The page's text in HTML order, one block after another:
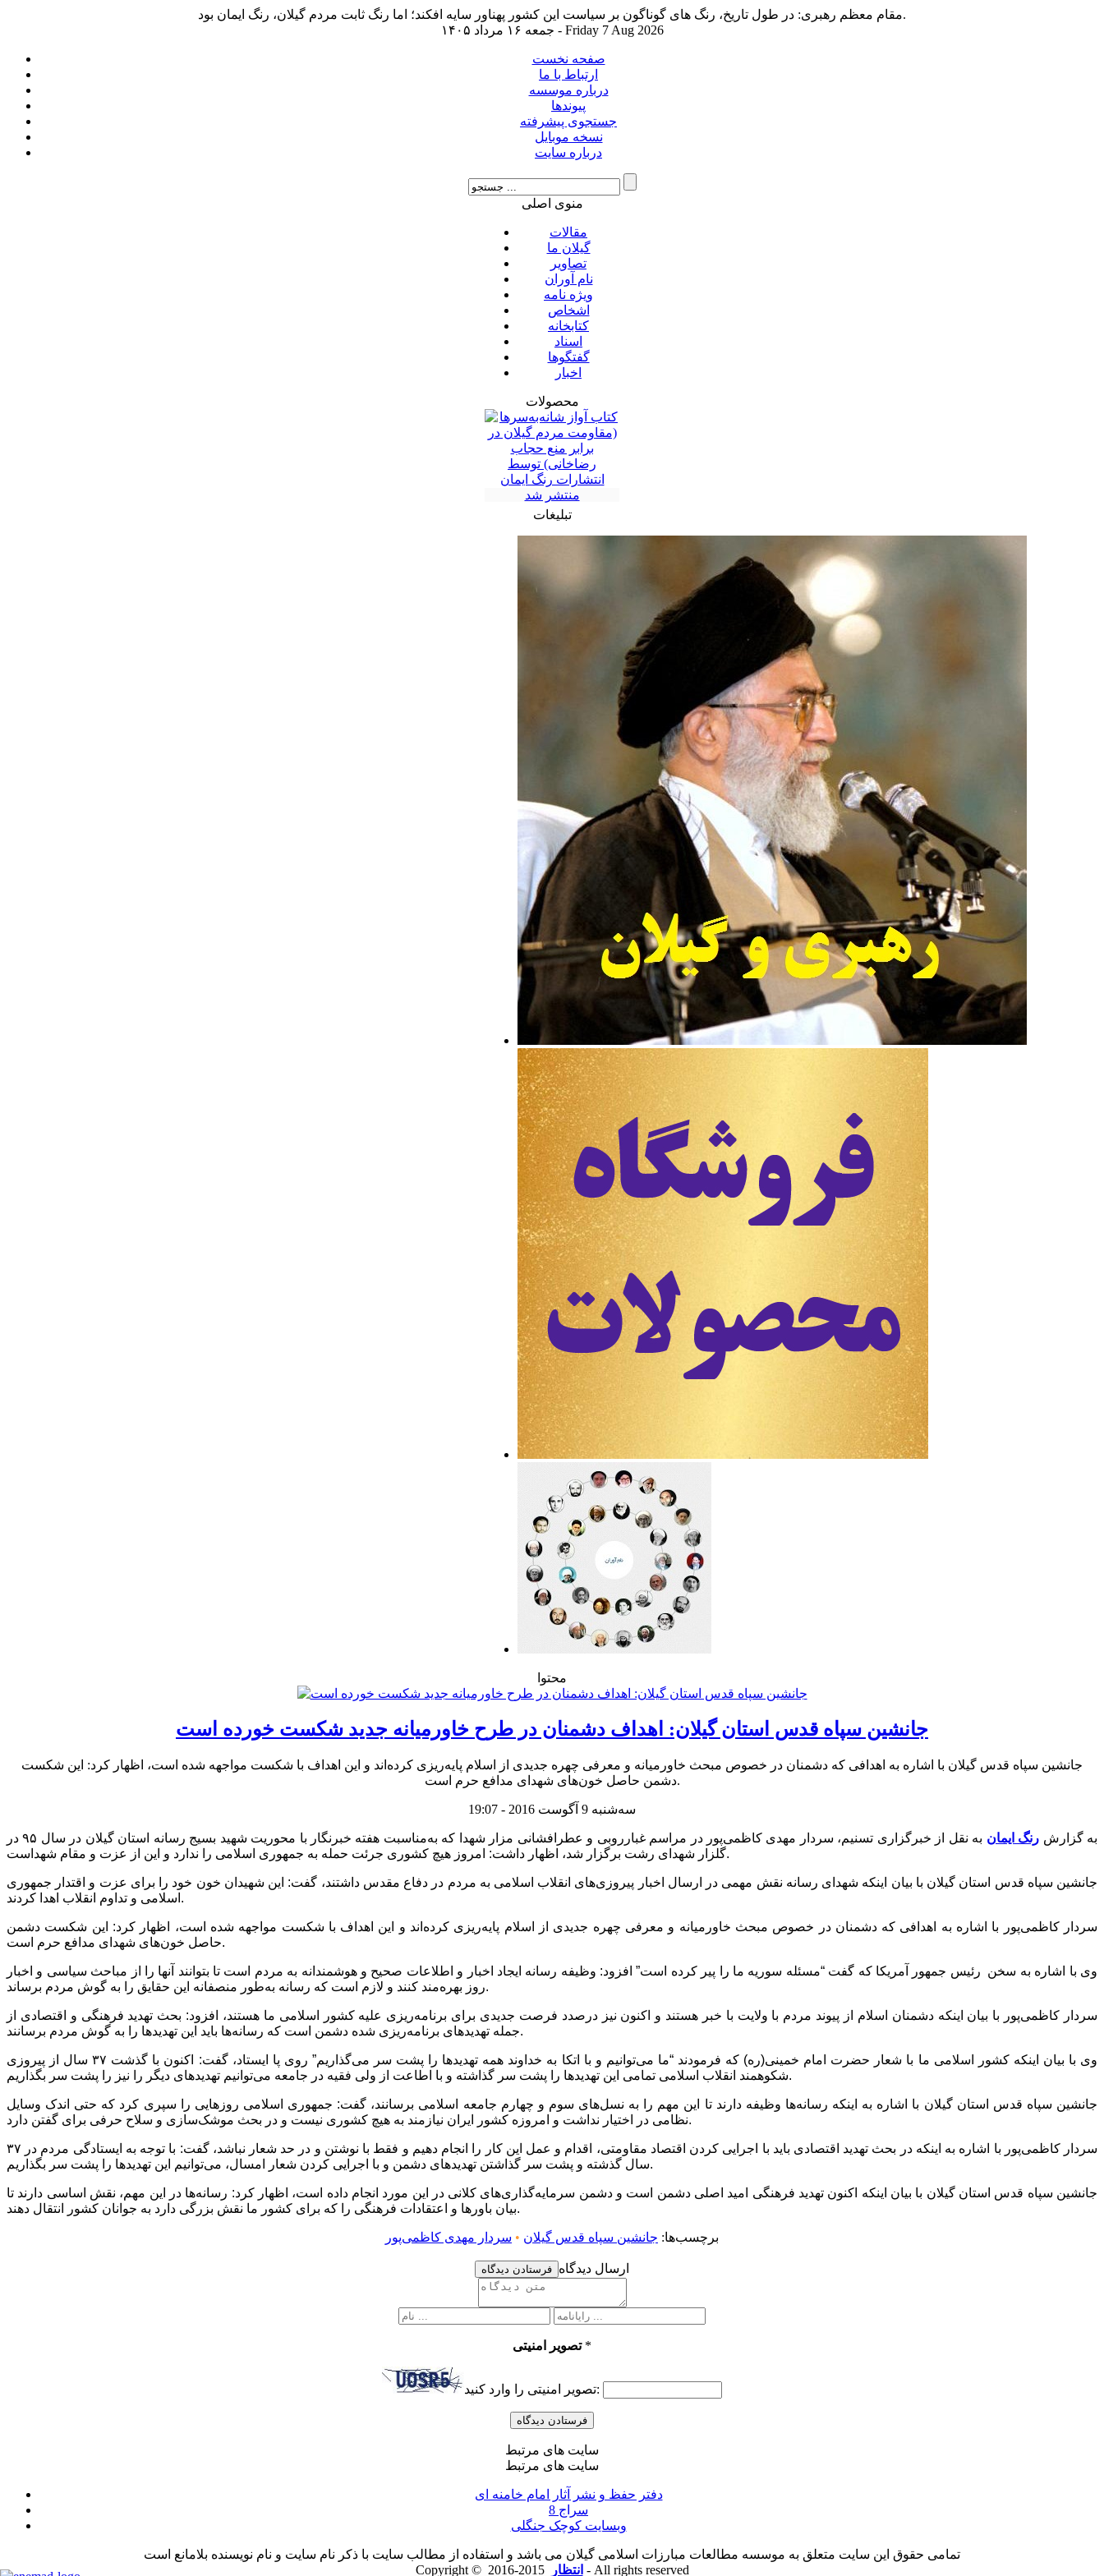
مقام معظم رهبری: در طول تاریخ، رنگ های گوناگون بر سیاست این کشور پهناور سایه افکند؛ اما رنگ ثابت مردم گیلان، رنگ ایمان بود.
جمعه ۱۶ مرداد ۱۴۰۵ - Friday 7 Aug 2026
صفحه نخست
ارتباط با ما
درباره موسسه
پیوندها
جستجوی پیشرفته
نسخه موبایل
درباره سایت
منوی اصلی
مقالات
گیلان ما
تصاویر
نام آوران
ویژه نامه
اشخاص
کتابخانه
اسناد
گفتگوها
اخبار
محصولات
تبلیغات
محتوا
جانشین سپاه قدس استان گیلان: اهداف دشمنان در طرح خاورمیانه جدید شکست خورده‌ است
جانشین سپاه قدس گیلان با اشاره به اهدافی که دشمنان در خصوص مبحث خاورمیانه و معرفی چهره جدیدی از اسلام پایه‌ریزی کرده‌اند و این اهداف با شکست مواجهه شده است، اظهار کرد: این شکست
دشمن حاصل خون‌های شهدای مدافع حرم است.
سه‌شنبه 9 آگوست 2016 - 19:07
به گزارش رنگ ایمان
به نقل از خبرگزاری تسنیم، سردار مهدی کاظمی‌پور در مراسم غبارروبی و عطرافشانی مزار شهدا که به‌مناسبت هفته خبرنگار با محوریت شهید بسیج رسانه استان گیلان در سال ۹۵ در
گلزار شهدای رشت برگزار شد، اظهار داشت: امروز هیچ کشوری جرئت حمله به جمهوری اسلامی را ندارد و این از عزت و مقام شهداست.
جانشین سپاه قدس استان گیلان با بیان اینکه شهدای رسانه نقش مهمی در ارسال اخبار پیروزی‌های انقلاب اسلامی به مردم در دفاع مقدس داشتند، گفت: این شهیدان خون خود را برای عزت و اقتدار جمهوری
اسلامی و تداوم انقلاب اهدا کردند.
سردار کاظمی‌پور با اشاره به اهدافی که دشمنان در خصوص مبحث خاورمیانه و معرفی چهره جدیدی از اسلام پایه‌ریزی کرده‌اند و این اهداف با شکست مواجهه شده است، اظهار کرد: این شکست دشمن
حاصل خون‌های شهدای مدافع حرم است.
وی با اشاره به سخن رئیس جمهور آمریکا که گفت “مسئله سوریه ما را پیر کرده است” افزود: وظیفه رسانه ایجاد اخبار و اطلاعات صحیح و هوشمندانه به مردم است تا بتوانند آنها را از مباحث سیاسی و اخبار
روز بهره‌مند کنند و لازم است که رسانه به‌طور منصفانه این حقایق را به گوش مردم برساند.
سردار کاظمی‌پور با بیان اینکه دشمنان اسلام از پیوند مردم با ولایت با خبر هستند و اکنون نیز درصدد فرصت جدیدی برای برنامه‌ریزی علیه کشور اسلامی ما هستند، افزود: بحث تهدید فرهنگی و اقتصادی از
جمله تهدیدهای برنامه‌ریزی شده دشمن است که رسانه‌ها باید این تهدیدها را به گوش مردم برسانند.
وی با بیان اینکه کشور اسلامی ما با شعار حضرت امام خمینی(ره) که فرمودند “ما می‌توانیم و با اتکا به خداوند همه تهدیدها را پشت سر می‌گذاریم” روی پا ایستاد، گفت: اکنون با گذشت ۳۷ سال از پیروزی
شکوهمند انقلاب اسلامی تمامی این تهدیدها را پشت سر گذاشته و با اطاعت از ولی فقیه در جامعه می‌توانیم تهدیدهای دیگر را نیز را پشت سر بگذاریم.
جانشین سپاه قدس استان گیلان با اشاره به اینکه رسانه‌ها وظیفه دارند تا این مهم را به نسل‌های سوم و چهارم جامعه اسلامی برسانند، گفت: جمهوری اسلامی روزهایی را سپری کرد که حتی اندک وسایل
نظامی در اختیار نداشت و امروزه کشور ایران نیازمند به هیچ کشوری نیست و در بحث موشک‌سازی و سلاح حرفی برای گفتن دارد.
سردار کاظمی‌پور با اشاره به اینکه در بحث تهدید اقتصادی باید با اجرایی کردن اقتصاد مقاومتی، اقدام و عمل این کار را انجام دهیم و فقط با نوشتن و در حد شعار نباشد، گفت: با توجه به ایستادگی مردم در ۳۷
سال گذشته و پشت سر گذاشتن تهدیدهای دشمن و با اجرایی کردن شعار امسال، می‌توانیم این تهدیدها را پشت سر بگذاریم.
جانشین سپاه قدس استان گیلان با بیان اینکه اکنون تهدید فرهنگی امید اصلی دشمن است و دشمن سرمایه‌گذاری‌های کلانی در این مورد انجام داده است، اظهار کرد: رسانه‌ها در این مهم، نقش اساسی دارند تا
بیان باورها و اعتقادات فرهنگی را که برای کشور ما نقش بزرگی دارد به جوانان کشور انتقال دهند.
برچسب‌ها: جانشین سپاه قدس گیلان • سردار مهدی کاظمی‌پور
فرستادن دیدگاه ارسال دیدگاه
تصویر امنیتی *
تصویر امنیتی را وارد کنید:
سایت های مرتبط
سایت های مرتبط
دفتر حفظ و نشر آثار امام خامنه ای
سراج 8
وبسایت کوچک جنگلی
تمامی حقوق این سایت متعلق به موسسه مطالعات مبارزات اسلامی گیلان می باشد و استفاده از مطالب سایت با ذکر نام سایت و نام نویسنده بلامانع است
Copyright ©
انتظار 2015-2016 - All rights reserved